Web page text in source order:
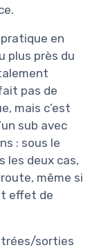
en
plus près du
pas de
mais c’est
sub avec
: sous le
les deux cas,
même si
effet de
sorties